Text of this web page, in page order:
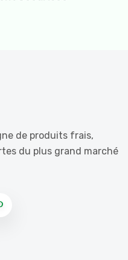
de produits frais,
du plus grand marché